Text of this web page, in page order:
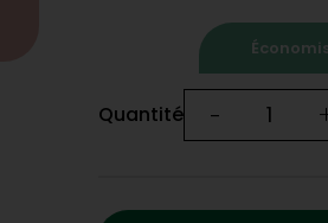
Quantité -